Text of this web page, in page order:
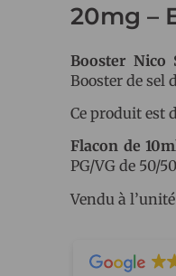
20mg –
Booster Nico
Booster de sel
Ce produit est
Flacon de
PG/VG de 50/
Vendu à l’unité